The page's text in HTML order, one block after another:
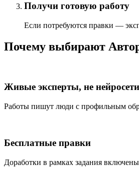
Получи готовую работу
Если потребуются правки —
Почему выбирают
Живые эксперты, не нейросети
Работы пишут люди с профильным
Бесплатные правки
Доработки в рамках задания